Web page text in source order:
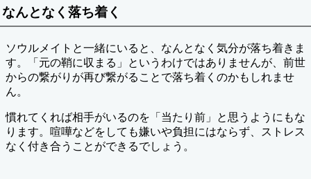
なんとなく落ち着く
ソウルメイトと一緒にいると、なんとなく気分が落ち着きま
す。「元の鞘に収まる」というわけではありませんが、前世
からの繋がりが再び繋がることで落ち着くのかもしれませ
ん。
慣れてくれば相手がいるのを「当たり前」と思うようにもな
ります。喧嘩などをしても嫌いや負担にはならず、ストレス
なく付き合うことができるでしょう。